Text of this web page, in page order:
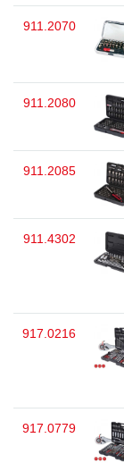
911.2070
911.2080
911.2085
911.4302
917.0216
917.0779